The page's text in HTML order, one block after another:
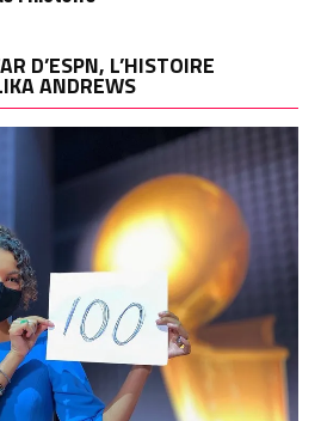
D’ESPN, L’HISTOIRE
ANDREWS